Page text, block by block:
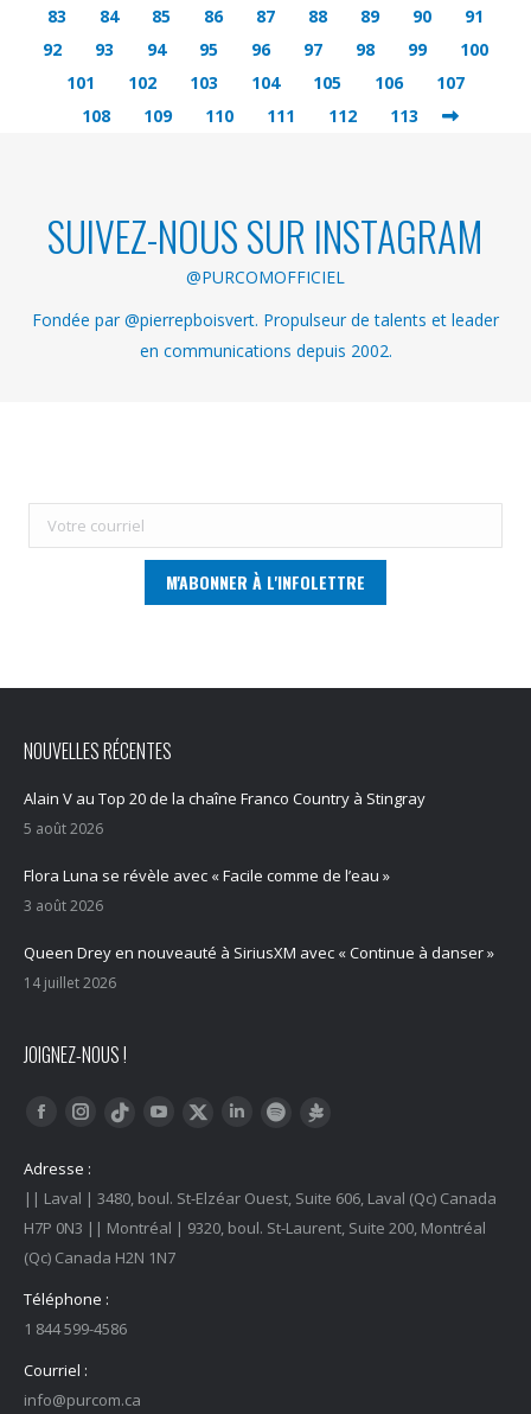
83
84 85 86 87 88 89 90
91
92
93 94 95 96 97 98 99
100
101
102 103 104 105 106
107
108
109 110 111 112 113
SUIVEZ-NOUS SUR INSTAGRAM
@PURCOMOFFICIEL
Fondée par @pierrepboisvert. Propulseur de talents et leader
en communications depuis 2002.
NOUVELLES RÉCENTES
Alain V au Top 20 de la chaîne Franco Country à Stingray
5 août 2026
Flora Luna se révèle avec « Facile comme de l’eau »
3 août 2026
Queen Drey en nouveauté à SiriusXM avec « Continue à danser »
14 juillet 2026
JOIGNEZ-NOUS !
Trouvez nous sur :
FacebookInstagram
Tiktok YouTubeTwitter LinkedInSpotify
Adresse :
|| Laval | 3480, boul. St-Elzéar Ouest, Suite 606, Laval (Qc) Canada
H7P 0N3 || Montréal | 9320, boul. St-Laurent, Suite 200, Montréal
(Qc) Canada H2N 1N7
Téléphone :
1 844 599-4586
Courriel :
info@purcom.ca